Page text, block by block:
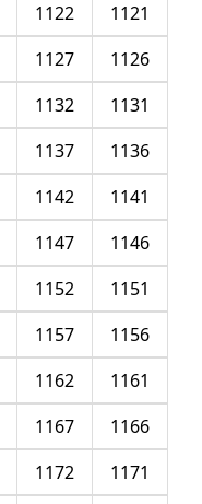
1121
1122
1126
1127
1131
1132
1136
1137
1141
1142
1146
1147
1151
1152
1156
1157
1161
1162
1166
1167
1171
1172